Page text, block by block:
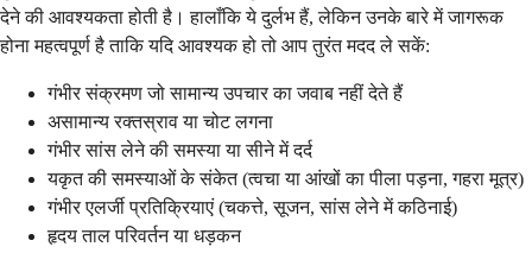
देने की आवश्यकता होती है। हालाँकि ये दुर्लभ हैं, लेकिन उनके बारे में जागरूक
होना महत्वपूर्ण है ताकि यदि आवश्यक हो तो आप तुरंत मदद ले सकें:
गंभीर संक्रमण जो सामान्य उपचार का जवाब नहीं देते हैं
असामान्य रक्तस्राव या चोट लगना
गंभीर सांस लेने की समस्या या सीने में दर्द
यकृत की समस्याओं के संकेत (त्वचा या आंखों का पीला पड़ना, गहरा मूत्र)
गंभीर एलर्जी प्रतिक्रियाएं (चकत्ते, सूजन, सांस लेने में कठिनाई)
हृदय ताल परिवर्तन या धड़कन